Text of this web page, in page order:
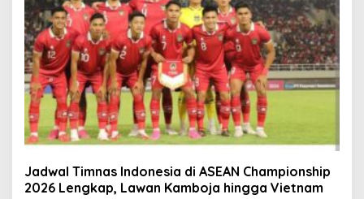
Jadwal Timnas Indonesia di ASEAN Championship
2026 Lengkap, Lawan Kamboja hingga Vietnam